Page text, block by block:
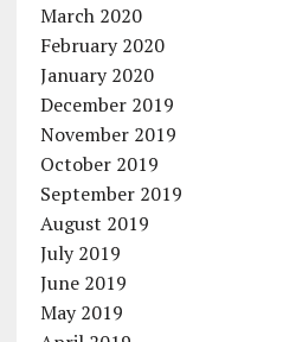
March 2020
February 2020
January 2020
December 2019
November 2019
October 2019
September 2019
August 2019
July 2019
June 2019
May 2019